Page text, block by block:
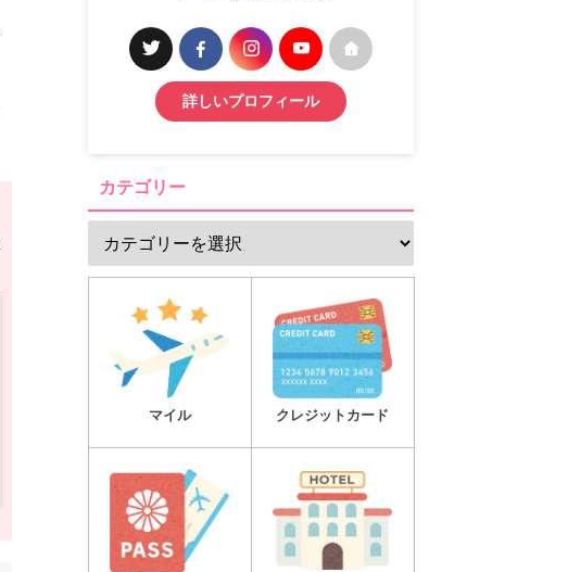
詳しいプロフィール
カテゴリー
マイル クレジットカード